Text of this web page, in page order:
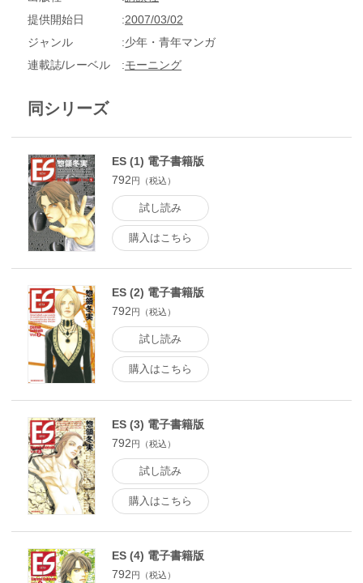
提供開始日
2007/03/02
ジャンル
少年・青年マンガ
連載誌/レーベル
モーニング
同シリーズ
ES (1) 電子書籍版
792円（税込）
試し読み
購入はこちら
ES (2) 電子書籍版
792 円（税込）
試し読み
購入はこちら
ES (3) 電子書籍版
792円（税込）
試し読み
購入はこちら
ES (4) 電子書籍版
792 円（税込）